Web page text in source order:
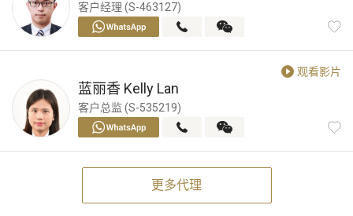
客户经理 (S-463127)
观看影片
蓝丽香 Kelly Lan
客户总监 (S-535219)
更多代理